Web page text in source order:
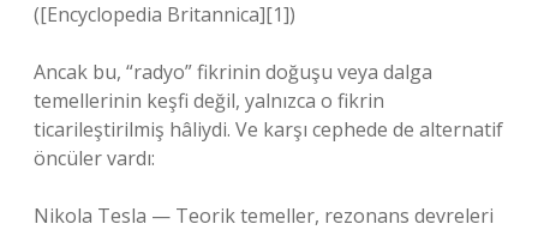
([Encyclopedia Britannica][1])
Ancak bu, “radyo” fikrinin doğuşu veya dalga
temellerinin keşfi değil, yalnızca o fikrin
ticarileştirilmiş hâliydi. Ve karşı cephede de alternatif
öncüler vardı:
Nikola Tesla — Teorik temeller, rezonans devreleri